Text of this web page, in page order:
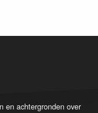
en achtergronden over